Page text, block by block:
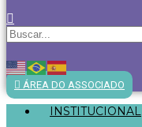
ÁREA DO ASSOCIADO
INSTITUCIONAL